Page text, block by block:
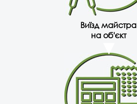
Виїзд майстра
на об'єкт